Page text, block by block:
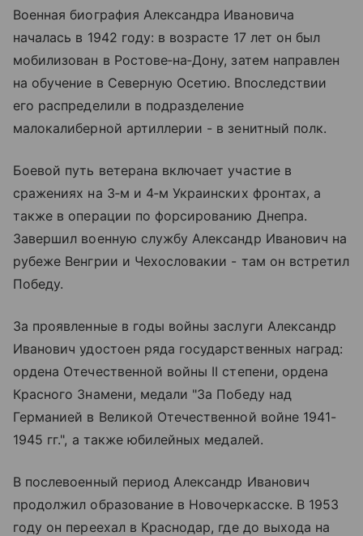
Военная биография Александра Ивановича
началась в 1942 году: в возрасте 17 лет он был
мобилизован в Ростове‑на‑Дону, затем направлен
на обучение в Северную Осетию. Впоследствии
его распределили в подразделение
малокалиберной артиллерии - в зенитный полк.
Боевой путь ветерана включает участие в
сражениях на 3‑м и 4‑м Украинских фронтах, а
также в операции по форсированию Днепра.
Завершил военную службу Александр Иванович на
рубеже Венгрии и Чехословакии - там он встретил
Победу.
За проявленные в годы войны заслуги Александр
Иванович удостоен ряда государственных наград:
ордена Отечественной войны II степени, ордена
Красного Знамени, медали "За Победу над
Германией в Великой Отечественной войне 1941-
1945 гг.", а также юбилейных медалей.
В послевоенный период Александр Иванович
продолжил образование в Новочеркасске. В 1953
году он переехал в Краснодар, где до выхода на